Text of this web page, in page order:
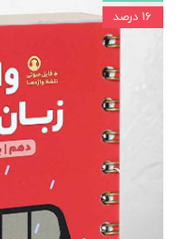
۱۶ درصد